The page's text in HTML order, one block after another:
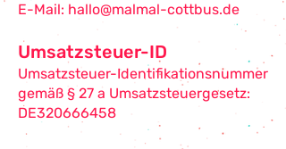
E-Mail: hallo@malmal-cottbus.de
Umsatzsteuer-ID
Umsatzsteuer-Identifikationsnummer
gemäß § 27 a Umsatzsteuergesetz:
DE320666458